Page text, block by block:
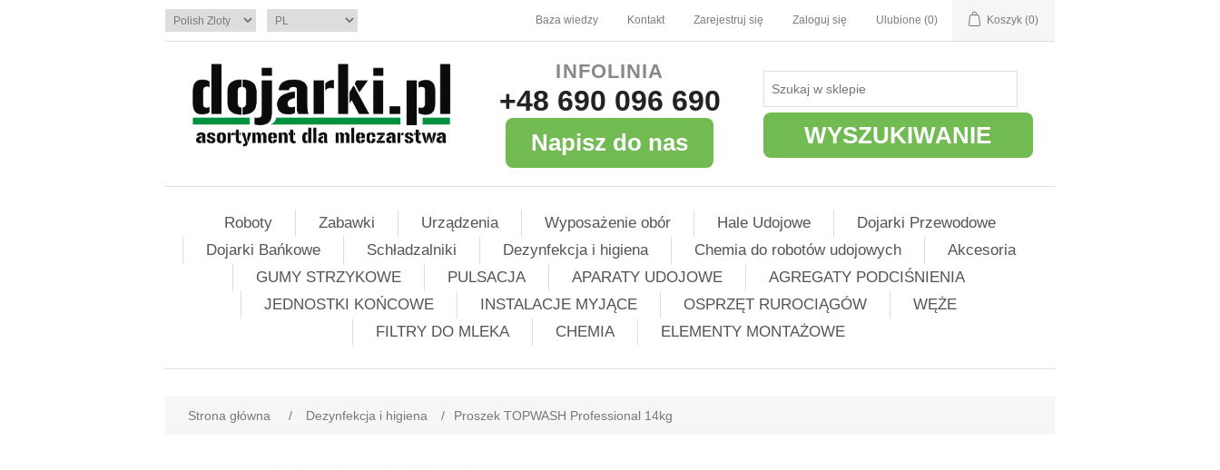
Baza wiedzy Kontakt Zarejestruj się Zaloguj się Ulubione (0) Koszyk (0)
INFOLINIA
+48 690 096 690
Napisz do nas WYSZUKIWANIE
Roboty Zabawki Urządzenia Wyposażenie obór Hale Udojowe
Dojarki Przewodowe
Dojarki Bańkowe
Schładzalniki Dezynfekcja i higiena Chemia do robotów udojowych
Akcesoria
GUMY STRZYKOWE
PULSACJA APARATY UDOJOWE
AGREGATY PODCIŚNIENIA
JEDNOSTKI KOŃCOWE
INSTALACJE MYJĄCE OSPRZĘT RUROCIĄGÓW
WĘŻE
FILTRY DO MLEKA
CHEMIA ELEMENTY MONTAŻOWE
Strona główna / Dezynfekcja i higiena / Proszek TOPWASH Professional 14kg